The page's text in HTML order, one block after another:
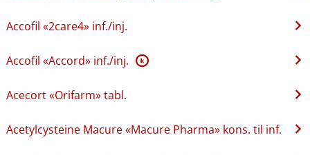
Accofil «2care4» inf.​/​inj.
Accofil «Accord» inf.​/​inj. K
Acecort «Orifarm» tabl.
Acetylcysteine Macure «Macure Pharma» kons. til inf.